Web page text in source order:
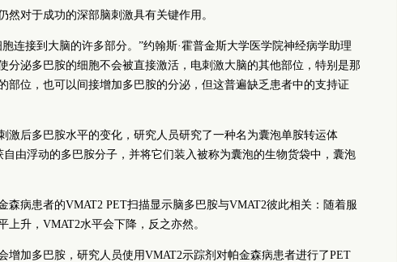
然对于成功的深部脑刺激具有关键作用。
连接到大脑的许多部分。”约翰斯·霍普金斯大学医学院神经病学助理
分泌多巴胺的细胞不会被直接激活，电刺激大脑的其他部位，特别是那
部位，也可以间接增加多巴胺的分泌，但这普遍缺乏患者中的支持证
激后多巴胺水平的变化，研究人员研究了一种名为囊泡单胺转运体
由浮动的多巴胺分子，并将它们装入被称为囊泡的生物货袋中，囊泡
森病患者的VMAT2 PET扫描显示脑多巴胺与VMAT2彼此相关：随着服
上升，VMAT2水平会下降，反之亦然。
增加多巴胺，研究人员使用VMAT2示踪剂对帕金森病患者进行了PET